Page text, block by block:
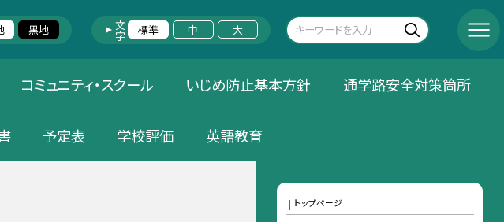
黒地 文字 標準 中 大
コミュニティ・スクール いじめ防止基本方針 通学路安全対策箇所
予定表 学校評価 英語教育
トップページ